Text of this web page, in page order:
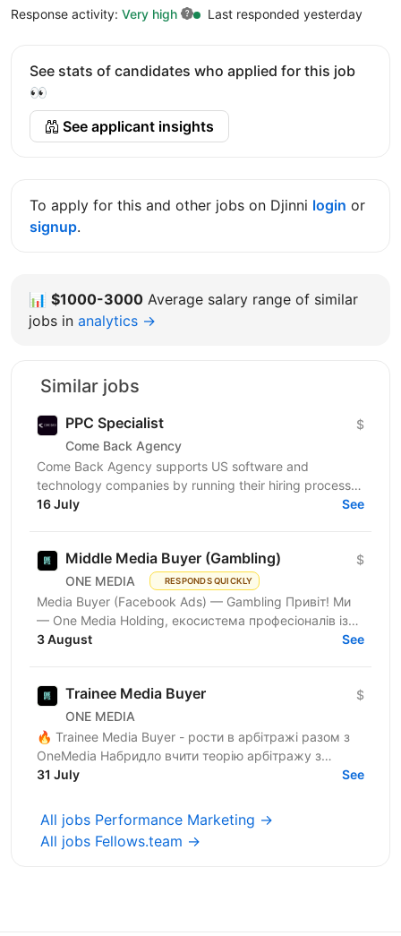
Response activity: Very high Last responded yesterday
See stats of candidates who applied for this job
👀
See applicant insights
To apply for this and other jobs on Djinni login or
signup.
📊 $1000-3000 Average salary range of similar
jobs in analytics →
Similar jobs
PPC Specialist
Come Back Agency
$
Come Back Agency supports US software and
technology companies by running their hiring process.
We work with delivery and leadership teams to define
16 July See
Middle Media Buyer (Gambling)
ONE MEDIA RESPONDS QUICKLY
$
Media Buyer (Facebook Ads) — Gambling Привіт! Ми
— One Media Holding, екосистема професіоналів із
глибокою експертизою в digital-маркетингу та
3 August See
Trainee Media Buyer
ONE MEDIA
$
🔥 Trainee Media Buyer - рости в арбітражі разом з
OneMedia Набридло вчити теорію арбітражу з
ютубу? Хочеш вчитися на реальних бюджетах,
31 July See
All jobs Performance Marketing →
All jobs Fellows.team →